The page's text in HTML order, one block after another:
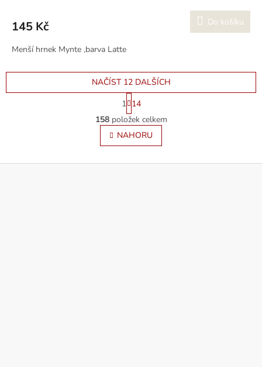
145 Kč Do košíku
Menší hrnek Mynte ,barva Latte
O
v
l
á
NAČÍST 12 DALŠÍCH
S
t
r
á
n
k
v
1 14
158položek celkem
NAHORU
Z